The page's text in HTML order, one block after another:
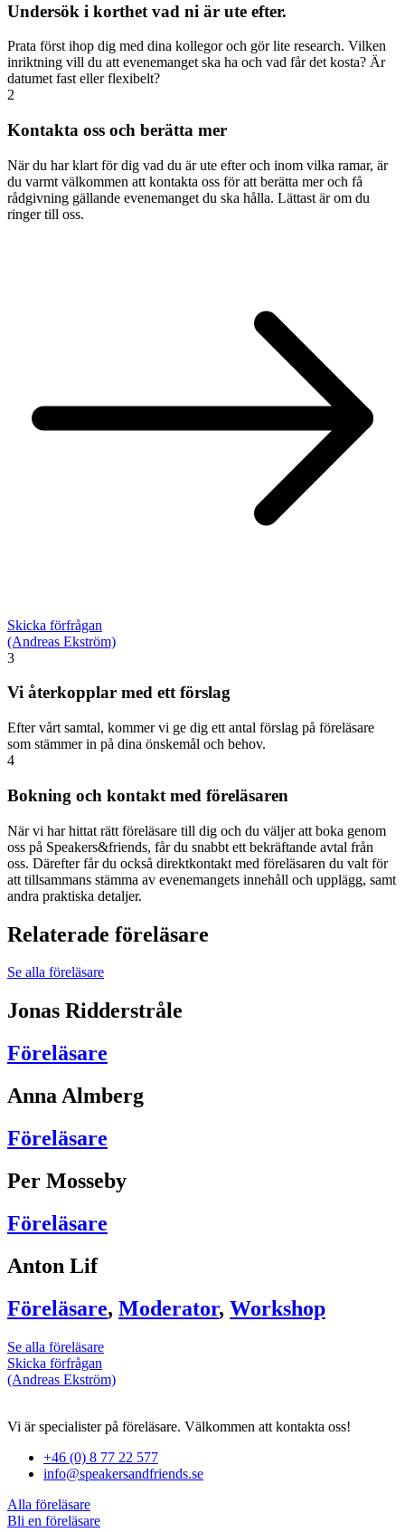
Undersök i korthet vad ni är ute efter.
Prata först ihop dig med dina kollegor och gör lite research. Vilken
inriktning vill du att evenemanget ska ha och vad får det kosta? Är
datumet fast eller flexibelt?
2
Kontakta oss och berätta mer
När du har klart för dig vad du är ute efter och inom vilka ramar, är
du varmt välkommen att kontakta oss för att berätta mer och få
rådgivning gällande evenemanget du ska hålla. Lättast är om du
ringer till oss.
Skicka förfrågan
(Andreas Ekström)
3
Vi återkopplar med ett förslag
Efter vårt samtal, kommer vi ge dig ett antal förslag på föreläsare
som stämmer in på dina önskemål och behov.
4
Bokning och kontakt med föreläsaren
När vi har hittat rätt föreläsare till dig och du väljer att boka genom
oss på Speakers&friends, får du snabbt ett bekräftande avtal från
oss. Därefter får du också direktkontakt med föreläsaren du valt för
att tillsammans stämma av evenemangets innehåll och upplägg, samt
andra praktiska detaljer.
Relaterade föreläsare
Se alla föreläsare
Jonas Ridderstråle
Föreläsare
Anna Almberg
Föreläsare
Per Mosseby
Föreläsare
Anton Lif
Föreläsare, Moderator, Workshop
Se alla föreläsare
Skicka förfrågan
(Andreas Ekström)
Vi är specialister på föreläsare. Välkommen att kontakta oss!
+46 (0) 8 77 22 577
info@speakersandfriends.se
Alla föreläsare
Bli en föreläsare​